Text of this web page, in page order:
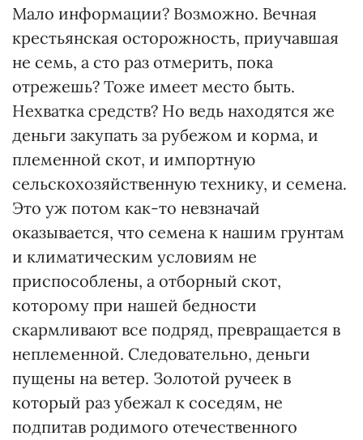
Мало информации? Возможно. Вечная
крестьянская осторожность, приучавшая
не семь, а сто раз отмерить, пока
отрежешь? Тоже имеет место быть.
Нехватка средств? Но ведь находятся же
деньги закупать за рубежом и корма, и
племенной скот, и импортную
сельскохозяйственную технику, и семена.
Это уж потом как-то невзначай
оказывается, что семена к нашим грунтам
и климатическим условиям не
приспособлены, а отборный скот,
которому при нашей бедности
скармливают все подряд, превращается в
неплеменной. Следовательно, деньги
пущены на ветер. Золотой ручеек в
который раз убежал к соседям, не
подпитав родимого отечественного